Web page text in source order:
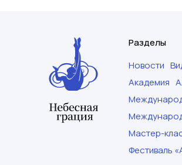
Разделы
Новости
Академия
Мастер-
Фестиваль